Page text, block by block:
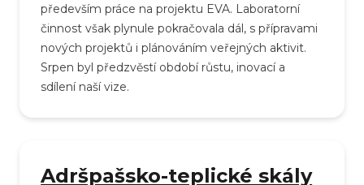
především práce na projektu EVA. Laboratorní
činnost však plynule pokračovala dál, s přípravami
nových projektů i plánováním veřejných aktivit.
Srpen byl předzvěstí období růstu, inovací a
sdílení naší vize.
Adršpašsko-teplické skály